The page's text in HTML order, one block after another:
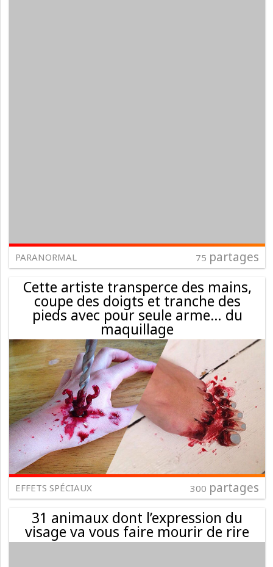
PARANORMAL 75 partages
Cette artiste transperce des mains,
coupe des doigts et tranche des
pieds avec pour seule arme… du
maquillage
EFFETS SPÉCIAUX 300 partages
31 animaux dont l’expression du
visage va vous faire mourir de rire